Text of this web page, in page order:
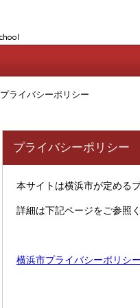
プライバシーポリシー
プライバシーポリシー
本サイトは横浜市が定める
詳細は下記ページをご参照く
横浜市プライバシーポリシー